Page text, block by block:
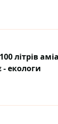
літрів
екологи